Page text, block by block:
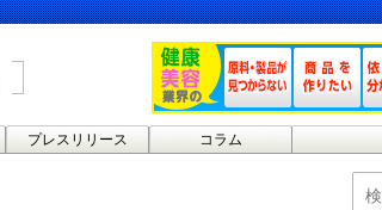
プレスリリース コラム